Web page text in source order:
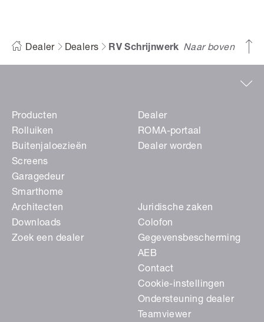
Dealer Dealers RV Schrijnwerk Naar boven
Producten
Rolluiken
Buitenjaloezieën
Screens
Garagedeur
Smarthome
Dealer
ROMA-portaal
Dealer worden
Architecten
Downloads
Zoek een dealer
Juridische zaken
Colofon
Gegevensbescherming
AEB
Contact
Cookie-instellingen
Ondersteuning dealer
Teamviewer